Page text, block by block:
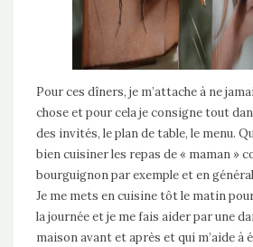
Pour ces dîners, je m’attache à ne
chose et pour cela je consigne tout
des invités, le plan de table, le menu.
bien cuisiner les repas de « maman »
bourguignon par exemple et en
Je me mets en cuisine tôt le matin
la journée et je me fais aider par une
maison avant et après et qui m’aide à